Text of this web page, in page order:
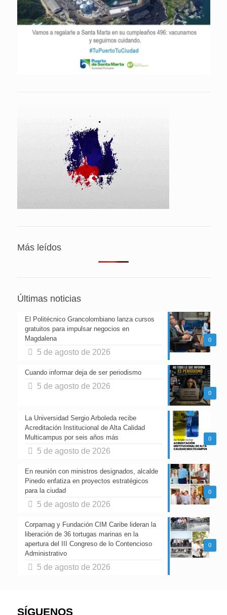
Más leídos
Últimas noticias
0
El Politécnico Grancolombiano lanza cursos
gratuitos para impulsar negocios en
Magdalena
5 de agosto de 2026
0
Cuando informar deja de ser periodismo
5 de agosto de 2026
0
La Universidad Sergio Arboleda recibe
Acreditación Institucional de Alta Calidad
Multicampus por seis años más
5 de agosto de 2026
0
En reunión con ministros designados, alcalde
Pinedo enfatiza en proyectos estratégicos
para la ciudad
5 de agosto de 2026
0
Corpamag y Fundación CIM Caribe lideran la
liberación de 36 tortugas marinas en la
apertura del III Congreso de lo Contencioso
Administrativo
5 de agosto de 2026
SÍGUENOS